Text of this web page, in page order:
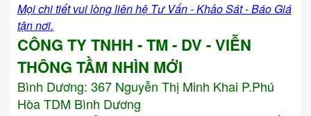
Mọi chi tiết vui lòng liên hệ Tư Vấn - Khảo Sát - Báo Giá
tận nơi.
CÔNG TY TNHH - TM - DV - VIỄN
THÔNG TẦM NHÌN MỚI
Bình Dương: 367 Nguyễn Thị Minh Khai P.Phú
Hòa TDM Bình Dương